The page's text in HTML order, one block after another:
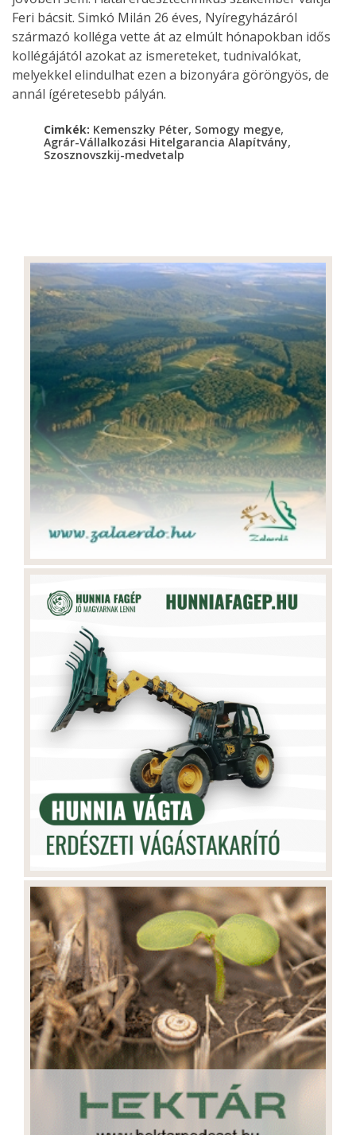
Feri bácsit. Simkó Milán 26 éves, Nyíregyházáról
származó kolléga vette át az elmúlt hónapokban idős
kollégájától azokat az ismereteket, tudnivalókat,
melyekkel elindulhat ezen a bizonyára göröngyös, de
annál ígéretesebb pályán.
Cimkék: Kemenszky Péter, Somogy megye,
Agrár-Vállalkozási Hitelgarancia Alapítvány,
Szosznovszkij-medvetalp